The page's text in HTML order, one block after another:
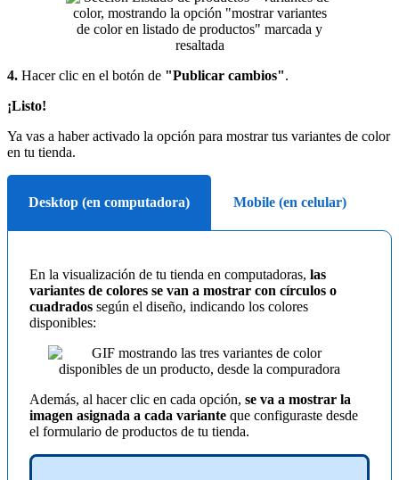
4. Hacer clic en el botón de "Publicar cambios".
¡Listo!
Ya vas a haber activado la opción para mostrar tus variantes de color
en tu tienda.
Desktop (en computadora) Mobile (en celular)
En la visualización de tu tienda en computadoras, las
variantes de colores se van a mostrar con círculos o
cuadrados según el diseño, indicando los colores
disponibles:
Además, al hacer clic en cada opción, se va a mostrar la
imagen asignada a cada variante que configuraste desde
el formulario de productos de tu tienda.